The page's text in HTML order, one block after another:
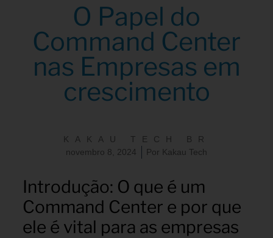
O Papel do
Command Center
nas Empresas em
crescimento
KAKAU TECH BR
novembro 8, 2024
Por Kakau Tech
Introdução: O que é um
Command Center e por que
ele é vital para as empresas